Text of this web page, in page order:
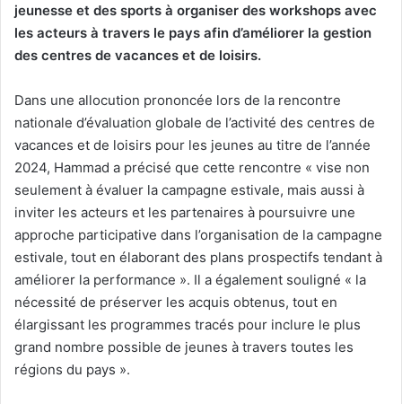
jeunesse et des sports à organiser des workshops avec
les acteurs à travers le pays afin d’améliorer la gestion
des centres de vacances et de loisirs.
Dans une allocution prononcée lors de la rencontre
nationale d’évaluation globale de l’activité des centres de
vacances et de loisirs pour les jeunes au titre de l’année
2024, Hammad a précisé que cette rencontre « vise non
seulement à évaluer la campagne estivale, mais aussi à
inviter les acteurs et les partenaires à poursuivre une
approche participative dans l’organisation de la campagne
estivale, tout en élaborant des plans prospectifs tendant à
améliorer la performance ». Il a également souligné « la
nécessité de préserver les acquis obtenus, tout en
élargissant les programmes tracés pour inclure le plus
grand nombre possible de jeunes à travers toutes les
régions du pays ».